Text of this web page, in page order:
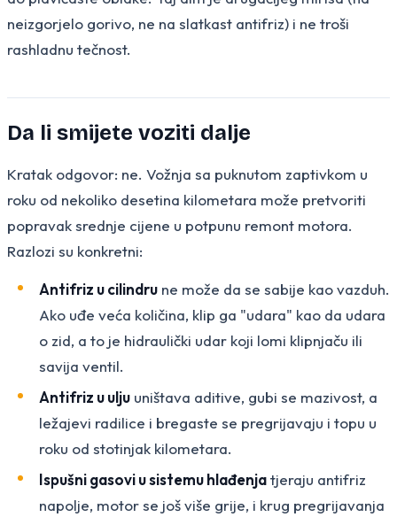
neizgorjelo gorivo, ne na slatkast antifriz) i ne troši
rashladnu tečnost.
Da li smijete voziti dalje
Kratak odgovor: ne. Vožnja sa puknutom zaptivkom u
roku od nekoliko desetina kilometara može pretvoriti
popravak srednje cijene u potpunu remont motora.
Razlozi su konkretni:
Antifriz u cilindru ne može da se sabije kao vazduh.
Ako uđe veća količina, klip ga "udara" kao da udara
o zid, a to je hidraulički udar koji lomi klipnjaču ili
savija ventil.
Antifriz u ulju uništava aditive, gubi se mazivost, a
ležajevi radilice i bregaste se pregrijavaju i topu u
roku od stotinjak kilometara.
Ispušni gasovi u sistemu hlađenjatjeraju antifriz
napolje, motor se još više grije, i krug pregrijavanja